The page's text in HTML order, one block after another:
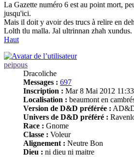
La Gazette numéro 6 est au point mort,
jusqu'ici.
Mais il doit y avoir des trucs à relire en
Lolth tlu malla. Jal ultrinnan zhah xundus.
Haut
peipous
Dracoliche
Messages : 697
Inscription : Mar 8 Mai 2012 11:33
Localisation : beaumont en
Version de D&D préférée :
Univers de D&D préféré :
Race : Gnome
Classe : Voleur
Alignement : Neutre Bon
Dieu : ni dieu ni maitre